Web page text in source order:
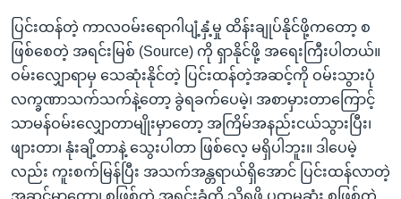
ပြင်းထန်တဲ့ ကာလဝမ်းရောဂါပျံ့နှံ့မှု ထိန်းချုပ်နိုင်ဖို့ကတော့ စ
ဖြစ်စေတဲ့ အရင်းမြစ် (Source) ကို ရှာနိုင်ဖို့ အရေးကြီးပါတယ်။
ဝမ်းလျှောရာမှ သေဆုံးနိုင်တဲ့ ပြင်းထန်တဲ့အဆင့်ကို ဝမ်းသွားပုံ
လက္ခဏာသက်သက်နဲ့တော့ ခွဲရခက်ပေမဲ့၊ အစာမှားတာကြောင့်
သာမန်ဝမ်းလျှောတာမျိုးမှာတော့ အကြိမ်အနည်းငယ်သွားပြီး၊
ဖျားတာ၊ နုံးချိ့တာနဲ့ သွေးပါတာ ဖြစ်လေ့ မရှိပါဘူး။ ဒါပေမဲ့
လည်း ကူးစက်မြန်ပြီး အသက်အန္တရာယ်ရှိအောင် ပြင်းထန်လာတဲ့
အဆင့်မှာတော့၊ စဖြစ်တဲ့ အရင်းခံကို သိရဖို့ ပထမဆုံး စဖြစ်တဲ့